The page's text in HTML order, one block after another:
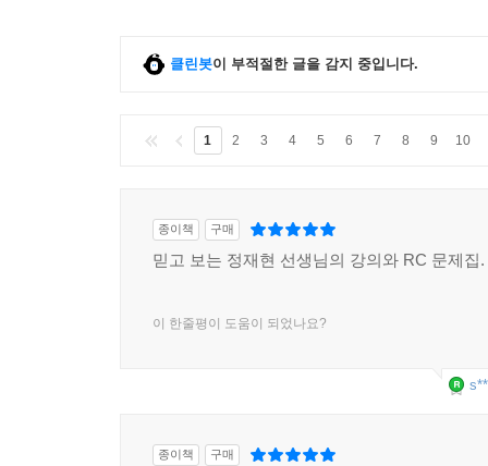
클린봇이 부적절한 글을 감지 중입니다.
1 2 3 4 5 6 7 8 9 10
종이책 구매
믿고 보는 정재현 선생님의 강의와 RC 문제집.
이 한줄평이 도움이 되었나요?
종이책 구매